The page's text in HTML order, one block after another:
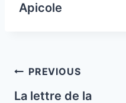
Apicole
Post
navigation
PREVIOUS
La lettre de la